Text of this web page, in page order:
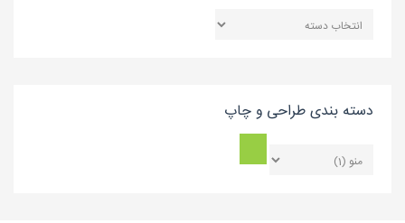
بندی
دسته بندی طراحی و چاپ